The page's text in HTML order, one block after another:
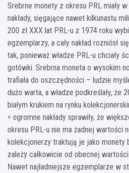
Srebrne monety z okresu PRL miały
nakłady, sięgające nawet kilkunastu
200 zł XXX lat PRL-u z 1974 roku
egzemplarzy, a cały nakład rozniósł
tak, ponieważ władze PRL-u chciały
gotówki. Srebrna moneta o wysokim
trafiała do oszczędności – ludzie
dużo warta, a władze podkreślały, że
białym krukiem na rynku
= ogromne nakłady sprawiły, że
okresu PRL-u nie ma żadnej wartości
kolekcjonerzy traktują je jako monety
zależy całkowicie od obecnej
Nawet najładniejsze egzemplarze w